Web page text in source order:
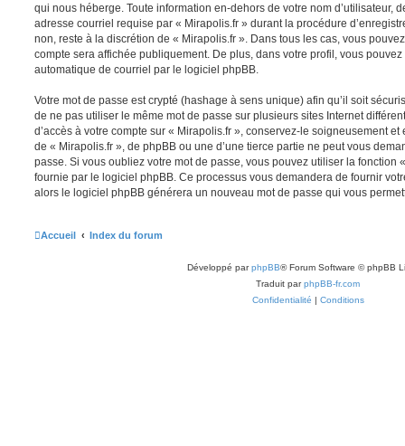
qui nous héberge. Toute information en-dehors de votre nom d’utilisateur,
adresse courriel requise par « Mirapolis.fr » durant la procédure
non, reste à la discrétion de « Mirapolis.fr ». Dans tous les cas, vous
compte sera affichée publiquement. De plus, dans votre profil, vous
automatique de courriel par le logiciel phpBB.
Votre mot de passe est crypté (hashage à sens unique) afin qu’il soit
de ne pas utiliser le même mot de passe sur plusieurs sites Internet
d’accès à votre compte sur « Mirapolis.fr », conservez-le soigneusement
de « Mirapolis.fr », de phpBB ou une d’une tierce partie ne peut vous
passe. Si vous oubliez votre mot de passe, vous pouvez utiliser la fonction
fournie par le logiciel phpBB. Ce processus vous demandera de fournir
alors le logiciel phpBB générera un nouveau mot de passe qui vous
Accueil Index du forum
Développé parphpBB® Forum Software © phpBB
Traduit parphpBB-fr.com
Confidentialité | Conditions